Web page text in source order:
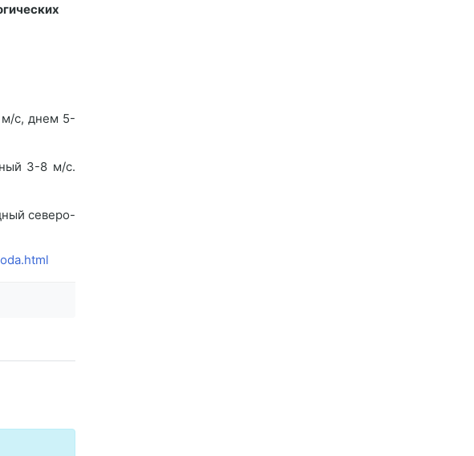
м/с, днем 5-
3-8 м/с.
северо-